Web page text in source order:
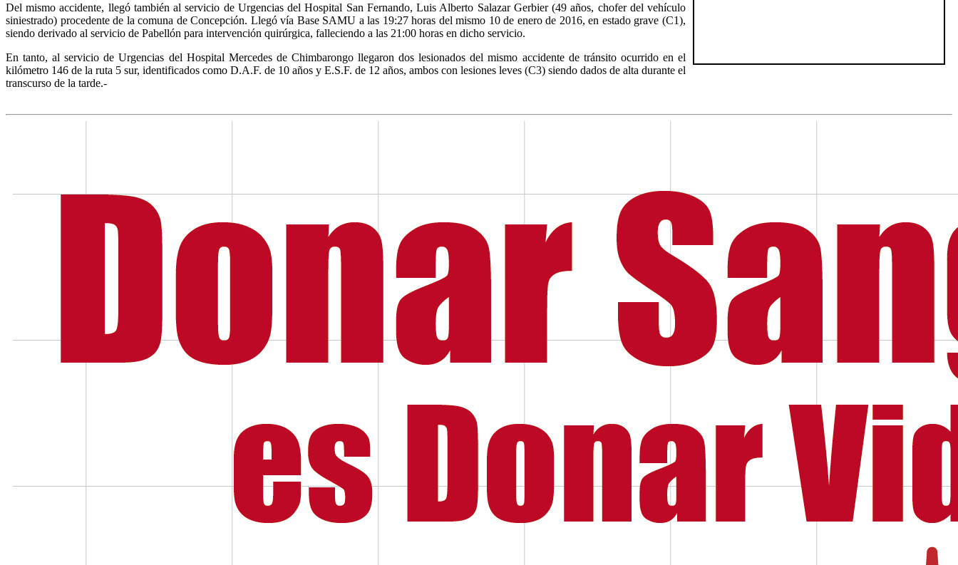
Del mismo accidente, llegó también al servicio de Urgencias del Hospital San Fernando, Luis Alberto Salazar Gerbier (49 años, chofer del vehículo
siniestrado) procedente de la comuna de Concepción. Llegó vía Base SAMU a las 19:27 horas del mismo 10 de enero de 2016, en estado grave (C1),
siendo derivado al servicio de Pabellón para intervención quirúrgica, falleciendo a las 21:00 horas en dicho servicio.
En tanto, al servicio de Urgencias del Hospital Mercedes de Chimbarongo llegaron dos lesionados del mismo accidente de tránsito ocurrido en el
kilómetro 146 de la ruta 5 sur, identificados como D.A.F. de 10 años y E.S.F. de 12 años, ambos con lesiones leves (C3) siendo dados de alta durante el
transcurso de la tarde.-